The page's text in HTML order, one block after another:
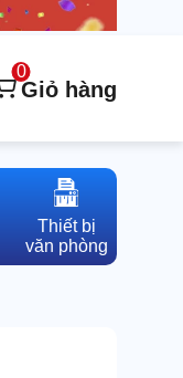
0
Giỏ hàng
Thiết bị
văn phòng